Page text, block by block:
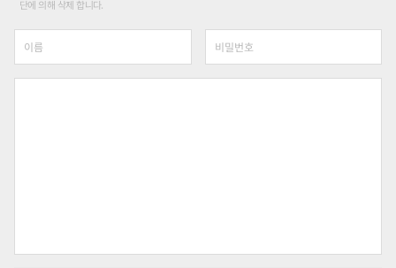
단에 의해 삭제 합니다.